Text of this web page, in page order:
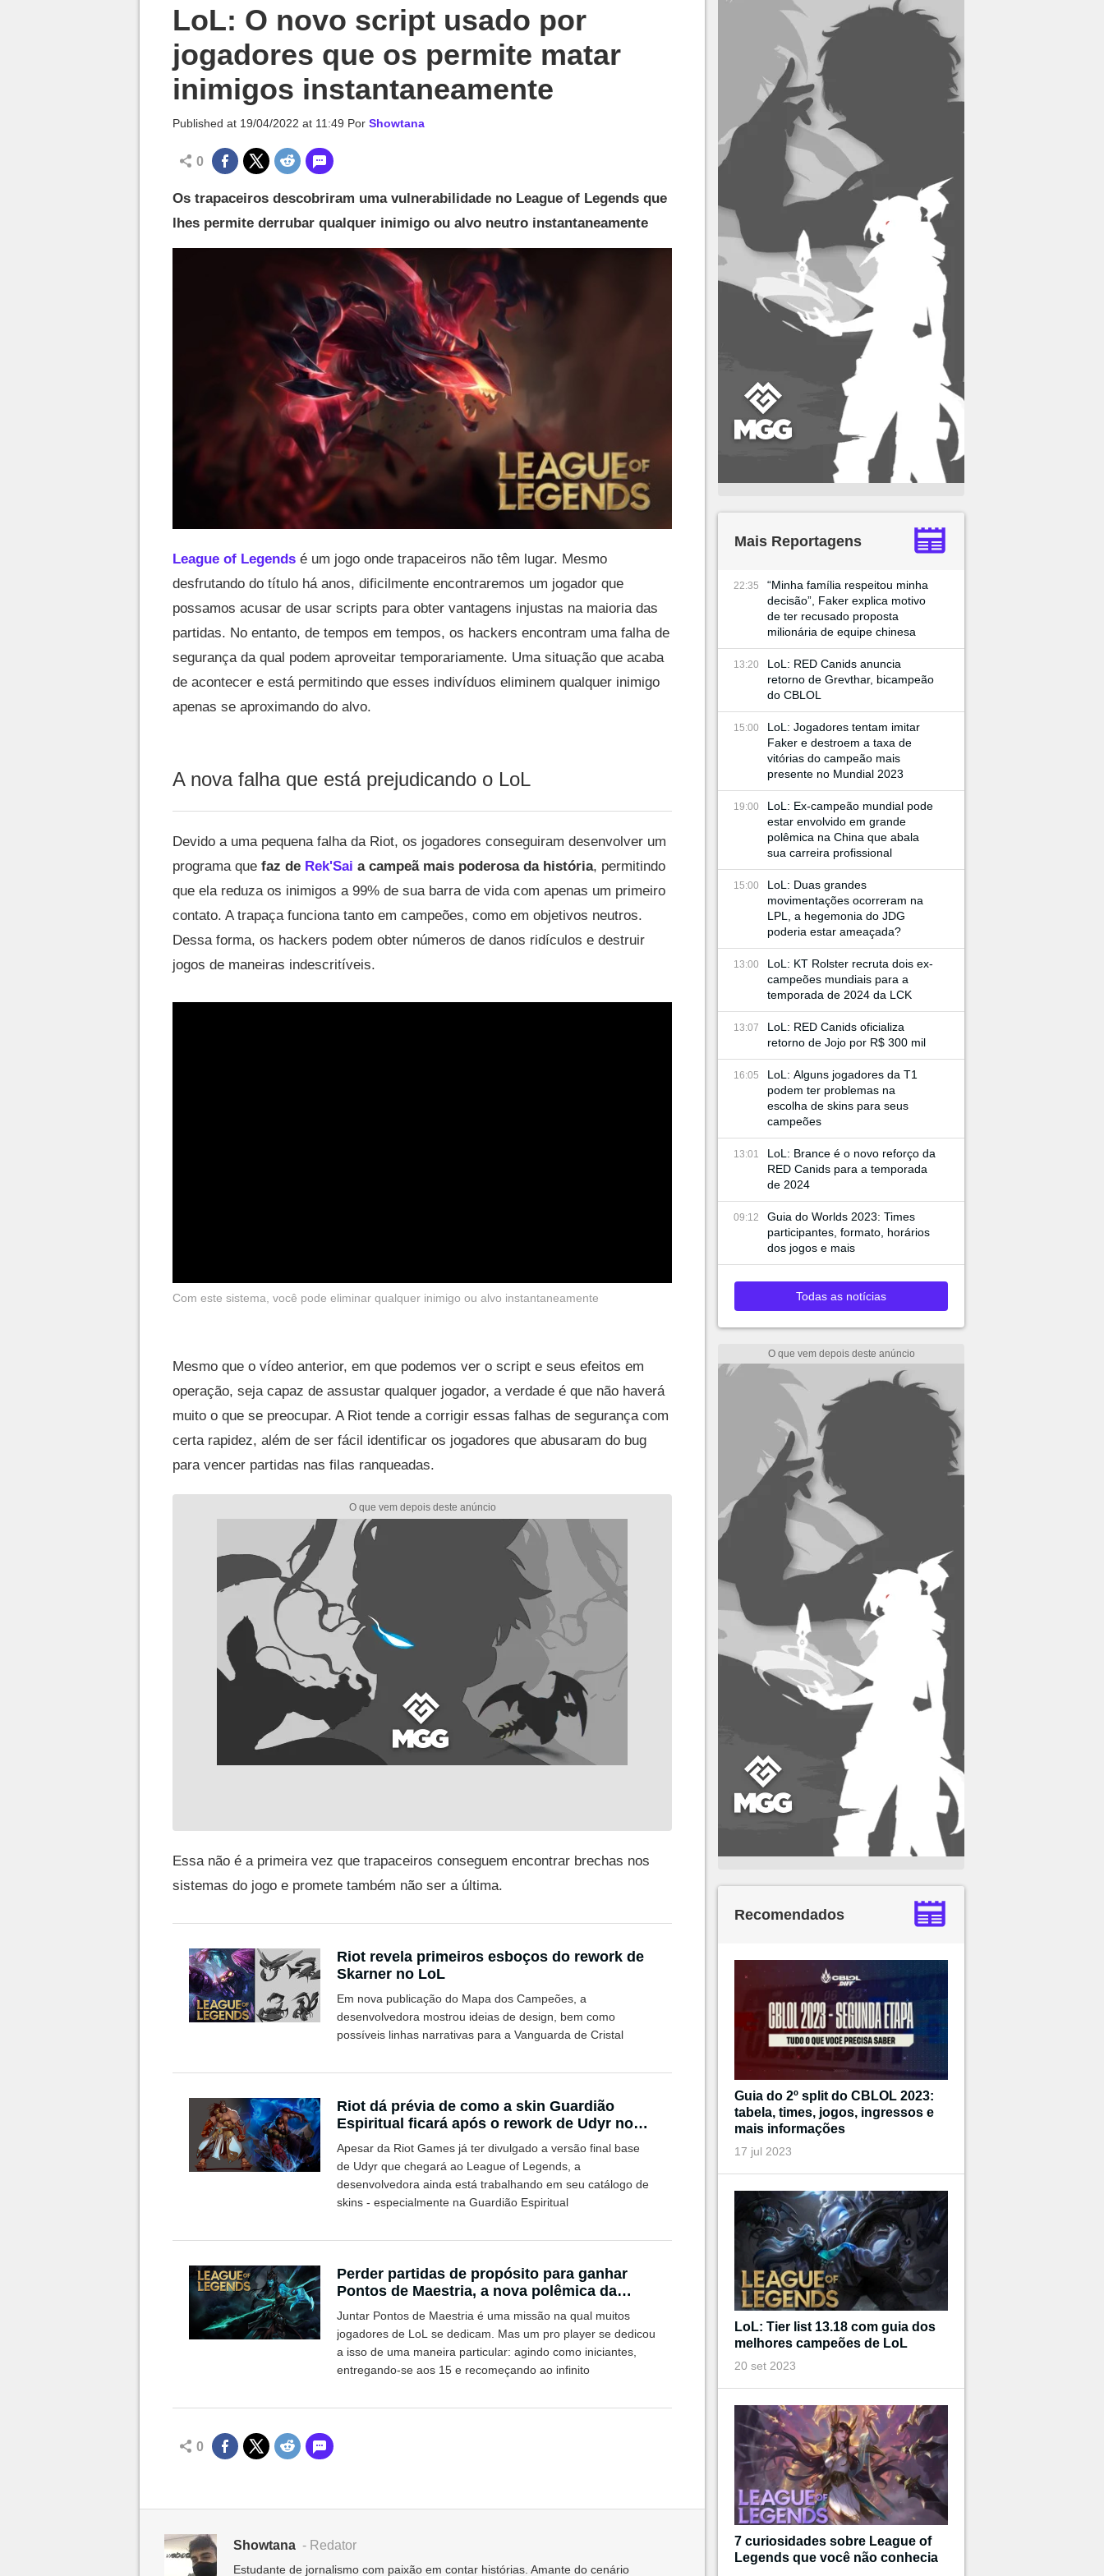
LoL: O novo script usado por
jogadores que os permite matar
inimigos instantaneamente
Published at 19/04/2022 at 11:49 Por Showtana
0
Os trapaceiros descobriram uma vulnerabilidade no League of Legends que
lhes permite derrubar qualquer inimigo ou alvo neutro instantaneamente
League of Legends é um jogo onde trapaceiros não têm lugar. Mesmo
desfrutando do título há anos, dificilmente encontraremos um jogador que
possamos acusar de usar scripts para obter vantagens injustas na maioria das
partidas. No entanto, de tempos em tempos, os hackers encontram uma falha de
segurança da qual podem aproveitar temporariamente. Uma situação que acaba
de acontecer e está permitindo que esses indivíduos eliminem qualquer inimigo
apenas se aproximando do alvo.
A nova falha que está prejudicando o LoL
Devido a uma pequena falha da Riot, os jogadores conseguiram desenvolver um
programa que faz de Rek'Sai a campeã mais poderosa da história, permitindo
que ela reduza os inimigos a 99% de sua barra de vida com apenas um primeiro
contato. A trapaça funciona tanto em campeões, como em objetivos neutros.
Dessa forma, os hackers podem obter números de danos ridículos e destruir
jogos de maneiras indescritíveis.
Com este sistema, você pode eliminar qualquer inimigo ou alvo instantaneamente
Mesmo que o vídeo anterior, em que podemos ver o script e seus efeitos em
operação, seja capaz de assustar qualquer jogador, a verdade é que não haverá
muito o que se preocupar. A Riot tende a corrigir essas falhas de segurança com
certa rapidez, além de ser fácil identificar os jogadores que abusaram do bug
para vencer partidas nas filas ranqueadas.
Essa não é a primeira vez que trapaceiros conseguem encontrar brechas nos
sistemas do jogo e promete também não ser a última.
Riot revela primeiros esboços do rework de
Skarner no LoL
Em nova publicação do Mapa dos Campeões, a
desenvolvedora mostrou ideias de design, bem como
possíveis linhas narrativas para a Vanguarda de Cristal
Riot dá prévia de como a skin Guardião
Espiritual ficará após o rework de Udyr no
LoL
Apesar da Riot Games já ter divulgado a versão final base
de Udyr que chegará ao League of Legends, a
desenvolvedora ainda está trabalhando em seu catálogo de
skins - especialmente na Guardião Espiritual
Perder partidas de propósito para ganhar
Pontos de Maestria, a nova polêmica da
comunidade do LoL
Juntar Pontos de Maestria é uma missão na qual muitos
jogadores de LoL se dedicam. Mas um pro player se dedicou
a isso de uma maneira particular: agindo como iniciantes,
entregando-se aos 15 e recomeçando ao infinito
0
Showtana - Redator
Estudante de jornalismo com paixão em contar histórias. Amante do cenário
Mais Reportagens
22:35
“Minha família respeitou minha
decisão”, Faker explica motivo
de ter recusado proposta
milionária de equipe chinesa
13:20
LoL: RED Canids anuncia
retorno de Grevthar, bicampeão
do CBLOL
15:00
LoL: Jogadores tentam imitar
Faker e destroem a taxa de
vitórias do campeão mais
presente no Mundial 2023
19:00
LoL: Ex-campeão mundial pode
estar envolvido em grande
polêmica na China que abala
sua carreira profissional
15:00
LoL: Duas grandes
movimentações ocorreram na
LPL, a hegemonia do JDG
poderia estar ameaçada?
13:00
LoL: KT Rolster recruta dois ex-
campeões mundiais para a
temporada de 2024 da LCK
13:07
LoL: RED Canids oficializa
retorno de Jojo por R$ 300 mil
16:05
LoL: Alguns jogadores da T1
podem ter problemas na
escolha de skins para seus
campeões
13:01
LoL: Brance é o novo reforço da
RED Canids para a temporada
de 2024
09:12
Guia do Worlds 2023: Times
participantes, formato, horários
dos jogos e mais
Todas as notícias
Recomendados
Guia do 2º split do CBLOL 2023:
tabela, times, jogos, ingressos e
mais informações
17 jul 2023
LoL: Tier list 13.18 com guia dos
melhores campeões de LoL
20 set 2023
7 curiosidades sobre League of
Legends que você não conhecia